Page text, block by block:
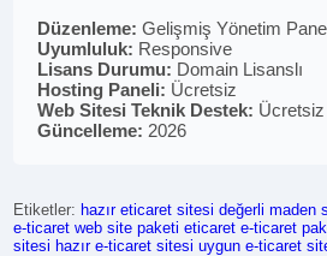
Düzenleme:Gelişmiş Yönetim
Uyumluluk: Responsive
Lisans Durumu: Domain Lisanslı
Hosting Paneli: Ücretsiz
Web Sitesi Teknik Destek: Ücretsiz
Güncelleme: 2026
Etiketler: hazır eticaret sitesi değerli maden
e-ticaret web site paketi eticaret e-ticaret
sitesi hazır e-ticaret sitesi uygun e-ticaret